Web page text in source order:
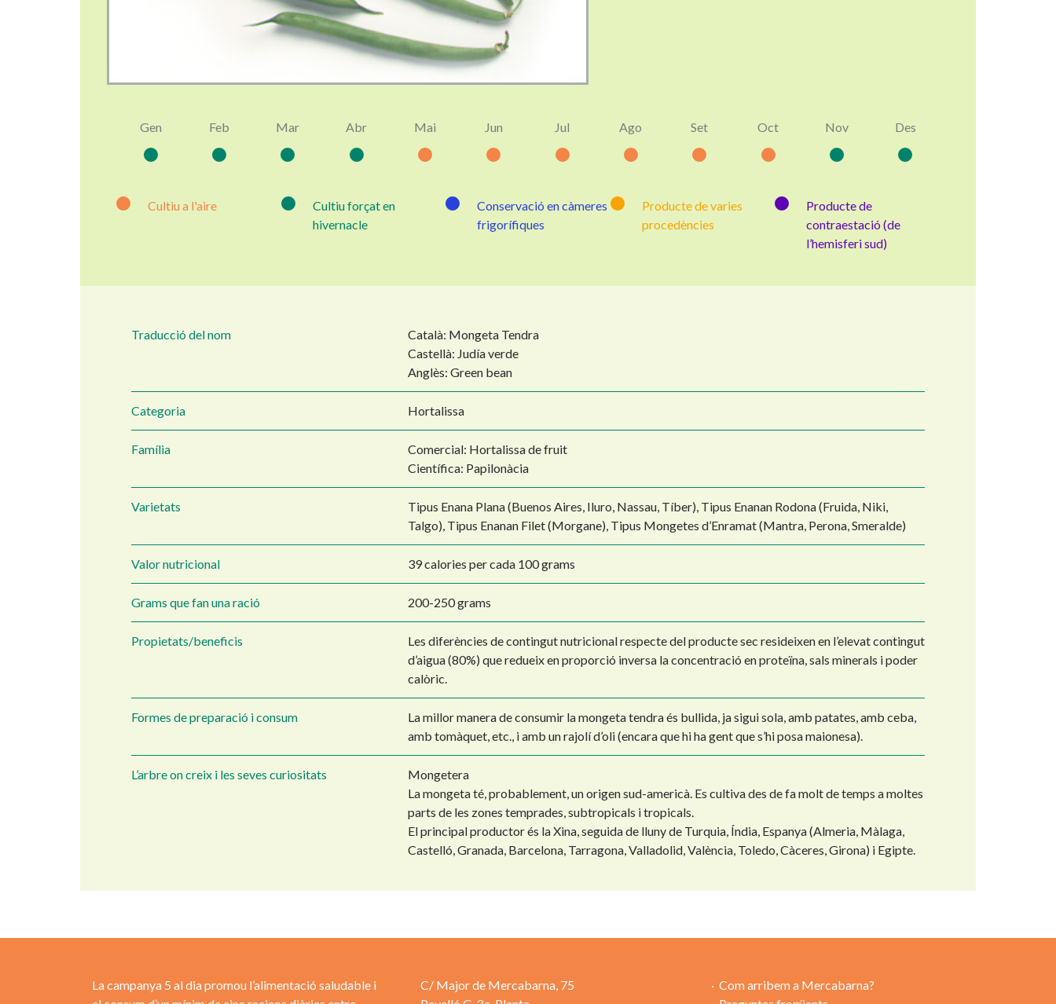
Gen Feb Mar Abr Mai Jun Jul Ago Set Oct Nov Des
Cultiu a l'aire
Cultiu forçat en
hivernacle
Conservació en càmeres
frigorífiques
Producte de varies
procedències
Producte de
contraestació (de
l’hemisferi sud)
Traducció del nom
Català: Mongeta Tendra
Castellà: Judía verde
Anglès: Green bean
Categoria Hortalissa
Família
Comercial: Hortalissa de fruit
Científica: Papilonàcia
Varietats
Tipus Enana Plana (Buenos Aires, Iluro, Nassau, Tíber), Tipus Enanan Rodona (Fruida, Niki,
Talgo), Tipus Enanan Filet (Morgane), Tipus Mongetes d’Enramat (Mantra, Perona, Smeralde)
Valor nutricional 39 calories per cada 100 grams
Grams que fan una ració 200-250 grams
Propietats/beneficis
Les diferències de contingut nutricional respecte del producte sec resideixen en l’elevat contingut
d’aigua (80%) que redueix en proporció inversa la concentració en proteïna, sals minerals i poder
calòric.
Formes de preparació i consum
La millor manera de consumir la mongeta tendra és bullida, ja sigui sola, amb patates, amb ceba,
amb tomàquet, etc., i amb un rajolí d’oli (encara que hi ha gent que s’hi posa maionesa).
L’arbre on creix i les seves curiositats
Mongetera
La mongeta té, probablement, un origen sud-americà. Es cultiva des de fa molt de temps a moltes
parts de les zones temprades, subtropicals i tropicals.
El principal productor és la Xina, seguida de lluny de Turquia, Índia, Espanya (Almeria, Màlaga,
Castelló, Granada, Barcelona, Tarragona, Valladolid, València, Toledo, Càceres, Girona) i Egipte.
La campanya 5 al dia promou l’alimentació saludable i
C/ Major de Mercabarna, 75
Com arribem a Mercabarna?